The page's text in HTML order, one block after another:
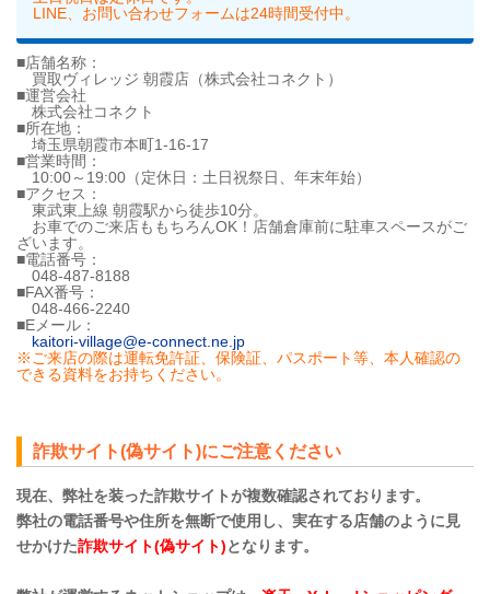
LINE、お問い合わせフォームは24時間受付中。
■店舗名称：
買取ヴィレッジ 朝霞店（株式会社コネクト）
■運営会社
株式会社コネクト
■所在地：
埼玉県朝霞市本町1-16-17
■営業時間：
10:00～19:00（定休日：土日祝祭日、年末年始）
■アクセス：
東武東上線 朝霞駅から徒歩10分。
お車でのご来店ももちろんOK！店舗倉庫前に駐車スペースがご
ざいます。
■電話番号：
048-487-8188
■FAX番号：
048-466-2240
■Eメール：
kaitori-village@e-connect.ne.jp
※ご来店の際は運転免許証、保険証、パスポート等、本人確認の
できる資料をお持ちください。
詐欺サイト(偽サイト)にご注意ください
現在、弊社を装った詐欺サイトが複数確認されております。
弊社の電話番号や住所を無断で使用し、実在する店舗のように見
せかけた詐欺サイト(偽サイト)となります。